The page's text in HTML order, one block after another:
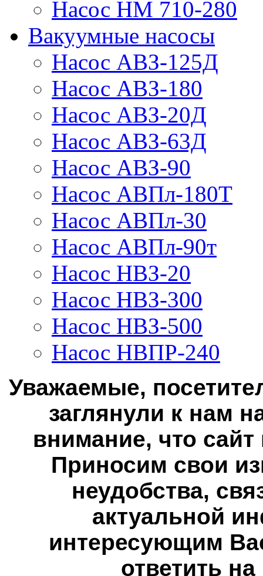
Насос НМ 710-280
Вакуумные насосы
Насос АВЗ-125Д
Насос АВЗ-180
Насос АВЗ-20Д
Насос АВЗ-63Д
Насос АВЗ-90
Насос АВПл-180Т
Насос АВПл-30
Насос АВПл-90т
Насос НВЗ-20
Насос НВЗ-300
Насос НВЗ-500
Насос НВПР-240
Уважаемые,
заглянули к нам
внимание, что сайт
Приносим свои
неудобства,
актуальной
интересующим
ответить